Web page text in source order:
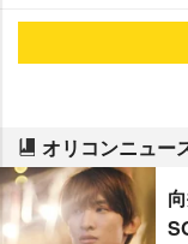
オリコンニュー